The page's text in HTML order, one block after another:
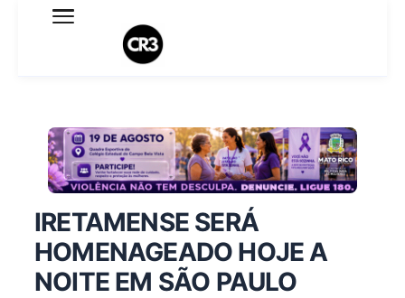
Expediente
Termo de Uso
Sobre o blog
IRETAMENSE SERÁ
HOMENAGEADO HOJE A
NOITE EM SÃO PAULO